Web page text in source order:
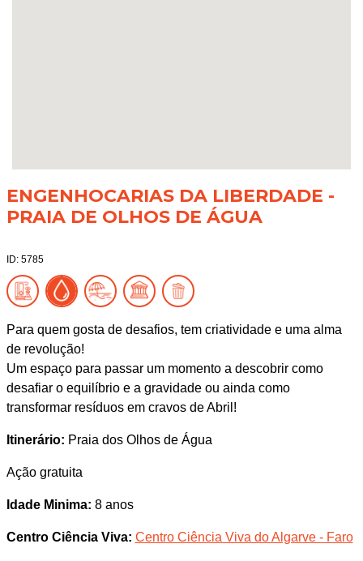
ENGENHOCARIAS DA LIBERDADE -
PRAIA DE OLHOS DE ÁGUA
ID: 5785
Para quem gosta de desafios, tem criatividade e uma alma
de revolução!
Um espaço para passar um momento a descobrir como
desafiar o equilíbrio e a gravidade ou ainda como
transformar resíduos em cravos de Abril!
Itinerário: Praia dos Olhos de Água
Ação gratuita
Idade Minima: 8 anos
Centro Ciência Viva: Centro Ciência Viva do Algarve - Faro